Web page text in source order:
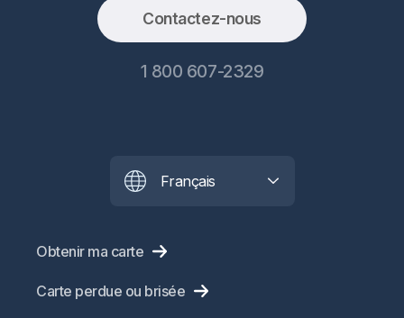
Contactez-nous
1 800 607-2329
Français
Obtenir ma carte
Carte perdue ou brisée